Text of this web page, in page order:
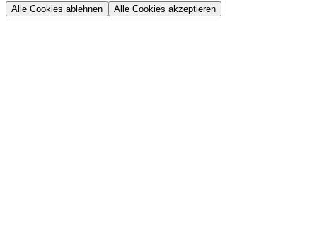
Alle Cookies ablehnen Alle Cookies akzeptieren